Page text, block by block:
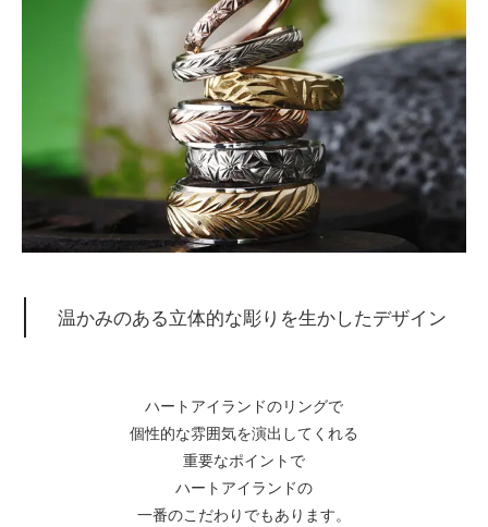
温かみのある立体的な彫りを生かしたデザイン
ハートアイランドのリングで
個性的な雰囲気を演出してくれる
重要なポイントで
ハートアイランドの
一番のこだわりでもあります。